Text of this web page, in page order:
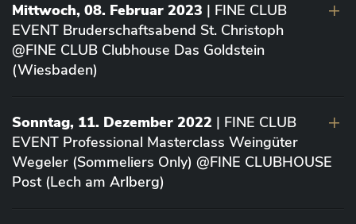
Mittwoch, 08. Februar 2023 | FINE CLUB
EVENT Bruderschaftsabend St. Christoph
@FINE CLUB Clubhouse Das Goldstein
(Wiesbaden)
Sonntag, 11. Dezember 2022 | FINE CLUB
EVENT Professional Masterclass Weingüter
Wegeler (Sommeliers Only) @FINE CLUBHOUSE
Post (Lech am Arlberg)